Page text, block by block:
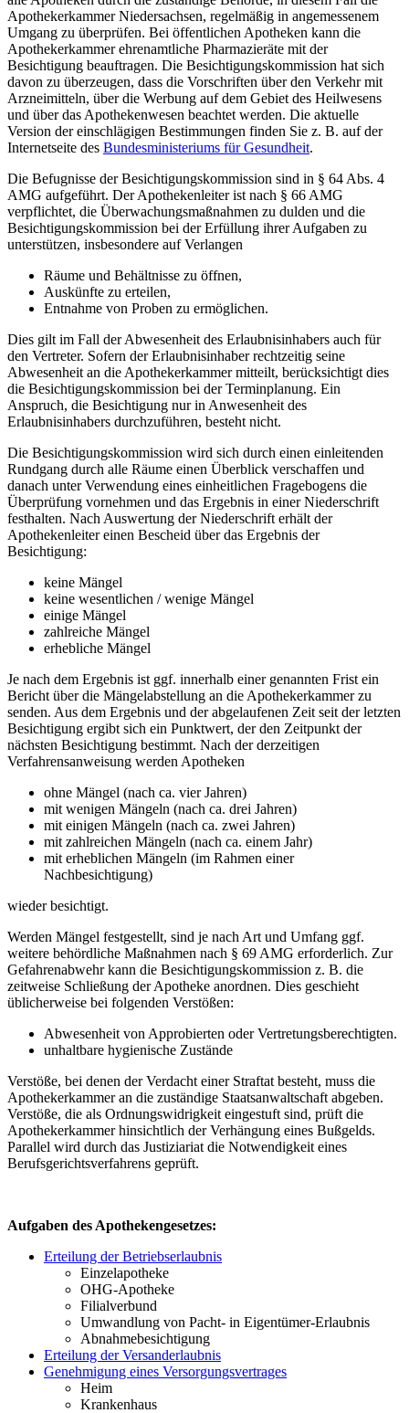
Apothekerkammer Niedersachsen, regelmäßig in angemessenem
Umgang zu überprüfen. Bei öffentlichen Apotheken kann die
Apothekerkammer ehrenamtliche Pharmazieräte mit der
Besichtigung beauftragen. Die Besichtigungskommission hat sich
davon zu überzeugen, dass die Vorschriften über den Verkehr mit
Arzneimitteln, über die Werbung auf dem Gebiet des Heilwesens
und über das Apothekenwesen beachtet werden. Die aktuelle
Version der einschlägigen Bestimmungen finden Sie z. B. auf der
Internetseite des Bundesministeriums für Gesundheit.
Die Befugnisse der Besichtigungskommission sind in § 64 Abs. 4
AMG aufgeführt. Der Apothekenleiter ist nach § 66 AMG
verpflichtet, die Überwachungsmaßnahmen zu dulden und die
Besichtigungskommission bei der Erfüllung ihrer Aufgaben zu
unterstützen, insbesondere auf Verlangen
Räume und Behältnisse zu öffnen,
Auskünfte zu erteilen,
Entnahme von Proben zu ermöglichen.
Dies gilt im Fall der Abwesenheit des Erlaubnisinhabers auch für
den Vertreter. Sofern der Erlaubnisinhaber rechtzeitig seine
Abwesenheit an die Apothekerkammer mitteilt, berücksichtigt dies
die Besichtigungskommission bei der Terminplanung. Ein
Anspruch, die Besichtigung nur in Anwesenheit des
Erlaubnisinhabers durchzuführen, besteht nicht.
Die Besichtigungskommission wird sich durch einen einleitenden
Rundgang durch alle Räume einen Überblick verschaffen und
danach unter Verwendung eines einheitlichen Fragebogens die
Überprüfung vornehmen und das Ergebnis in einer Niederschrift
festhalten. Nach Auswertung der Niederschrift erhält der
Apothekenleiter einen Bescheid über das Ergebnis der
Besichtigung:
keine Mängel
keine wesentlichen / wenige Mängel
einige Mängel
zahlreiche Mängel
erhebliche Mängel
Je nach dem Ergebnis ist ggf. innerhalb einer genannten Frist ein
Bericht über die Mängelabstellung an die Apothekerkammer zu
senden. Aus dem Ergebnis und der abgelaufenen Zeit seit der letzten
Besichtigung ergibt sich ein Punktwert, der den Zeitpunkt der
nächsten Besichtigung bestimmt. Nach der derzeitigen
Verfahrensanweisung werden Apotheken
ohne Mängel (nach ca. vier Jahren)
mit wenigen Mängeln (nach ca. drei Jahren)
mit einigen Mängeln (nach ca. zwei Jahren)
mit zahlreichen Mängeln (nach ca. einem Jahr)
mit erheblichen Mängeln (im Rahmen einer
Nachbesichtigung)
wieder besichtigt.
Werden Mängel festgestellt, sind je nach Art und Umfang ggf.
weitere behördliche Maßnahmen nach § 69 AMG erforderlich. Zur
Gefahrenabwehr kann die Besichtigungskommission z. B. die
zeitweise Schließung der Apotheke anordnen. Dies geschieht
üblicherweise bei folgenden Verstößen:
Abwesenheit von Approbierten oder Vertretungsberechtigten.
unhaltbare hygienische Zustände
Verstöße, bei denen der Verdacht einer Straftat besteht, muss die
Apothekerkammer an die zuständige Staatsanwaltschaft abgeben.
Verstöße, die als Ordnungswidrigkeit eingestuft sind, prüft die
Apothekerkammer hinsichtlich der Verhängung eines Bußgelds.
Parallel wird durch das Justiziariat die Notwendigkeit eines
Berufsgerichtsverfahrens geprüft.
Aufgaben des Apothekengesetzes:
Erteilung der Betriebserlaubnis
Einzelapotheke
OHG-Apotheke
Filialverbund
Umwandlung von Pacht- in Eigentümer-Erlaubnis
Abnahmebesichtigung
Erteilung der Versanderlaubnis
Genehmigung eines Versorgungsvertrages
Heim
Krankenhaus